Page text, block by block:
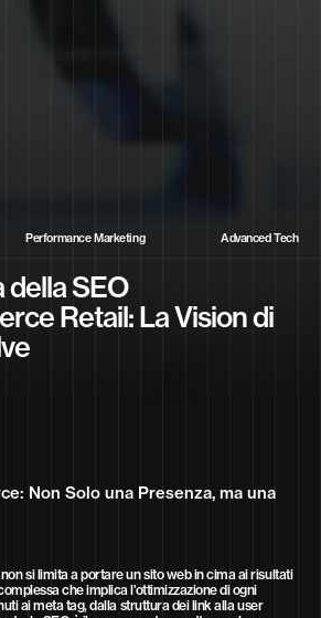
Performance Marketing Advanced Tech
della SEO
Retail: La Vision di
Non Solo una Presenza, ma una
si limita a portare un sito web in cima ai risultati
che implica l’ottimizzazione di ogni
ai meta tag, dalla struttura dei link alla user